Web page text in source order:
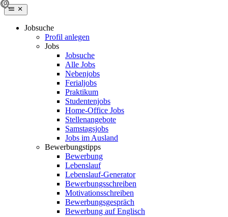
Jobsuche
Profil anlegen
Jobs
Jobsuche
Alle Jobs
Nebenjobs
Ferialjobs
Praktikum
Studentenjobs
Home-Office Jobs
Stellenangebote
Samstagsjobs
Jobs im Ausland
Bewerbungstipps
Bewerbung
Lebenslauf
Lebenslauf-Generator
Bewerbungsschreiben
Motivationsschreiben
Bewerbungsgespräch
Bewerbung auf Englisch